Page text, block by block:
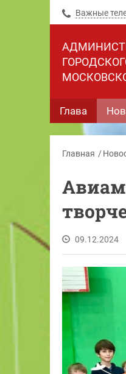
Важные
Глава
Главная
09.12.2024